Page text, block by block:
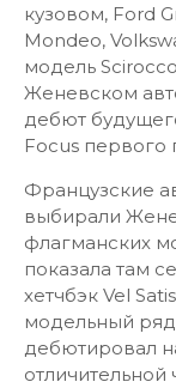
кузовом, Ford
Mondeo,
модель
Женевском
дебют
Focus первого
Французские
выбирали
флагманских
показала там
хетчбэк Vel
модельный
дебютировал
отличительной